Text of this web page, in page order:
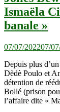
Ismaëla
banale »
07/07/202207/
Depuis plus
Dèdè Poulo et
détention de
Bollé (prison
l’affaire dite «